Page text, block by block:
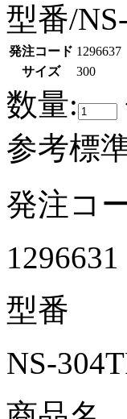
型番/
発注コード 1296637
サイズ
300
数量:
参考標
発注コ
1296631
型番
NS-